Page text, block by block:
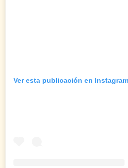
Ver esta publicación en Instagram